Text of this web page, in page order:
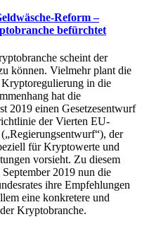
Reform –
befürchtet
scheint der
können. Vielmehr plant die
Kryptoregulierung in die
hat die
2019 einen Gesetzesentwurf
der Vierten EU-
der
für Kryptowerte und
vorsieht. Zu diesem
2019 nun die
ihre Empfehlungen
eine konkretere und
Kryptobranche.